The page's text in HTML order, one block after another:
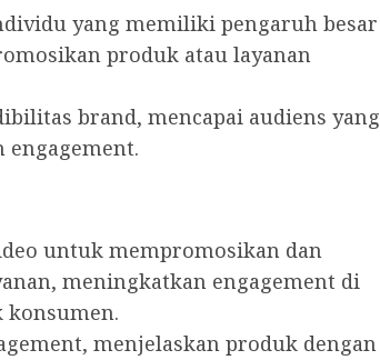
yang memiliki pengaruh besar
produk atau layanan
brand, mencapai audiens yang
untuk mempromosikan dan
meningkatkan engagement di
menjelaskan produk dengan